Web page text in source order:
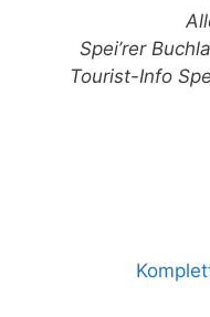
Spei’rer
Tourist-Info